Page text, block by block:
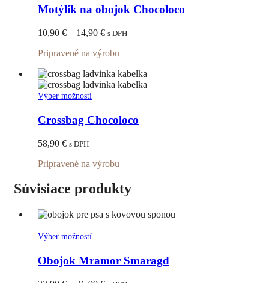
má
viacero
variantov.
Možnosti
si
môžete
vybrať
na
stránke
Motýlik na obojok Chocoloco
10,90 € – 14,90 €Price
10,90 €
14,90 €
s DPH
Pripravené na výrobu
Výber možnostíTento
má
viacero
môžete
vybrať
na
produktu.
Crossbag Chocoloco
58,90 € s DPH
Pripravené na výrobu
Súvisiace produkty
Výber možnostíTento
má
viacero
variantov.
Obojok Mramor Smaragd